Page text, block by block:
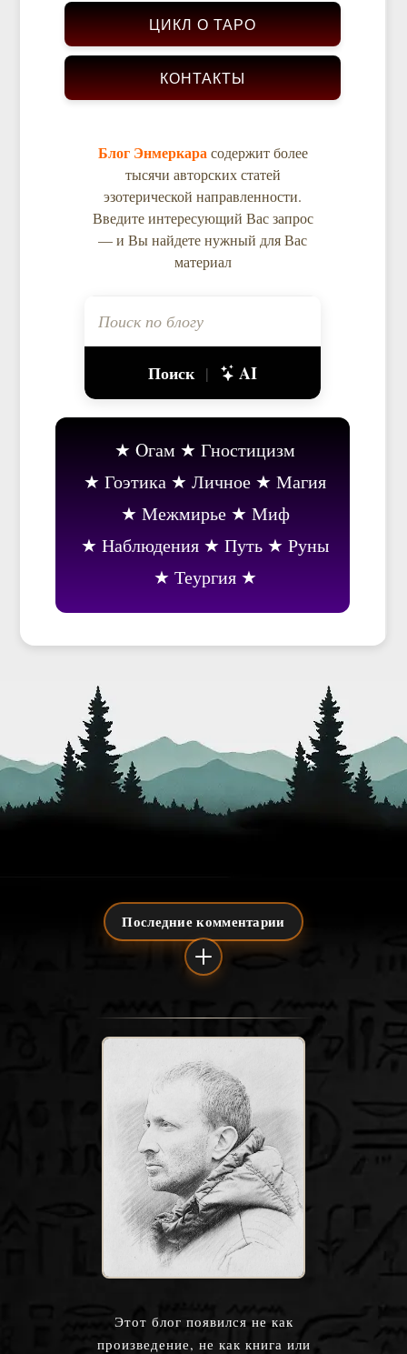
ЦИКЛ О ТАРО
КОНТАКТЫ
Блог Энмеркара содержит более
тысячи авторских статей
эзотерической направленности.
Введите интересующий Вас запрос
— и Вы найдете нужный для Вас
материал
Поиск | AI
Oгам
Гностицизм
Гоэтика
Личное
Магия
Межмирье
Миф
Наблюдения
Путь
Руны
Теургия
Этот блог появился не как
произведение, не как книга или